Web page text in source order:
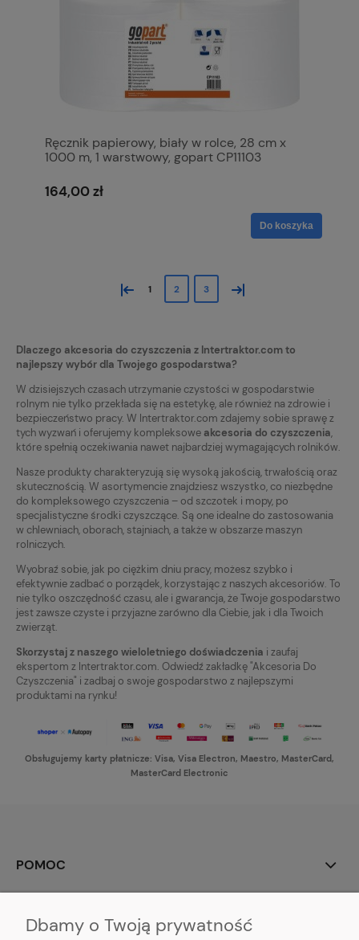
Ręcznik papierowy, biały w rolce, 28 cm x
1000 m, 1 warstwowy, gopart CP11103
164,00 zł
Do koszyka
« 1 2 3 »
Dlaczego akcesoria do czyszczenia z Intertraktor.com to
najlepszy wybór dla Twojego gospodarstwa?
W dzisiejszych czasach utrzymanie czystości w gospodarstwie
rolnym nie tylko przekłada się na estetykę, ale również na zdrowie i
bezpieczeństwo pracy. W Intertraktor.com zdajemy sobie sprawę z
tych wyzwań i oferujemy kompleksowe akcesoria do czyszczenia,
które spełnią oczekiwania nawet najbardziej wymagających rolników.
Nasze produkty charakteryzują się wysoką jakością, trwałością oraz
skutecznością. W asortymencie znajdziesz wszystko, co niezbędne
do kompleksowego czyszczenia – od szczotek i mopy, po
specjalistyczne środki czyszczące. Są one idealne do zastosowania
w chlewniach, oborach, stajniach, a także w obszarze maszyn
rolniczych.
Wyobraź sobie, jak po ciężkim dniu pracy, możesz szybko i
efektywnie zadbać o porządek, korzystając z naszych akcesoriów. To
nie tylko oszczędność czasu, ale i gwarancja, że Twoje gospodarstwo
jest zawsze czyste i przyjazne zarówno dla Ciebie, jak i dla Twoich
zwierząt.
Skorzystaj z naszego wieloletniego doświadczenia i zaufaj
ekspertom z Intertraktor.com. Odwiedź zakładkę "Akcesoria Do
Czyszczenia" i zadbaj o swoje gospodarstwo z najlepszymi
produktami na rynku!
Obsługujemy karty płatnicze: Visa, Visa Electron, Maestro, MasterCard,
MasterCard Electronic
POMOC
Dbamy o Twoją prywatność